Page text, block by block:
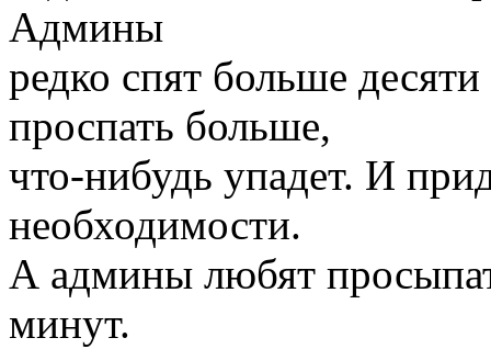
Админы
редко спят больше
проспать больше,
что-нибудь упадет. И
необходимости.
А админы любят
минут.